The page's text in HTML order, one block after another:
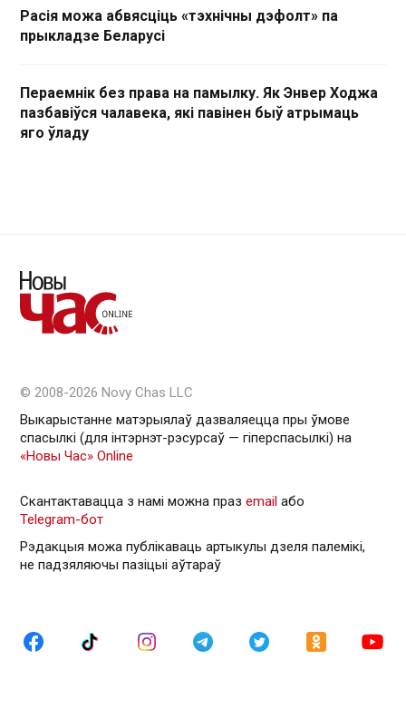
Расія можа абвясціць «тэхнічны дэфолт» па
прыкладзе Беларусі
Пераемнік без права на памылку. Як Энвер Ходжа
пазбавіўся чалавека, які павінен быў атрымаць
яго ўладу
© 2008-2026 Novy Chas LLC
Выкарыстанне матэрыялаў дазваляецца пры ўмове
спасылкі (для інтэрнэт-рэсурсаў — гiперспасылкi) на
«Новы Час» Online
Скантактавацца з намі можна праз email або
Telegram-бот
Рэдакцыя можа публікаваць артыкулы дзеля палемікі,
не падзяляючы пазіцыі аўтараў